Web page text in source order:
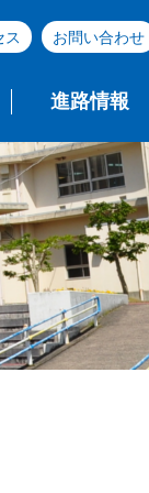
ス お問い合わせ
進路情報